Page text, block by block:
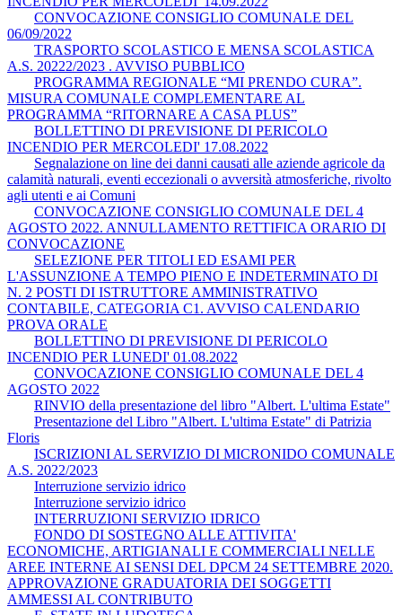
CONVOCAZIONE CONSIGLIO COMUNALE DEL
06/09/2022
TRASPORTO SCOLASTICO E MENSA SCOLASTICA
A.S. 20222/2023 . AVVISO PUBBLICO
PROGRAMMA REGIONALE “MI PRENDO CURA”.
MISURA COMUNALE COMPLEMENTARE AL
PROGRAMMA “RITORNARE A CASA PLUS”
BOLLETTINO DI PREVISIONE DI PERICOLO
INCENDIO PER MERCOLEDI' 17.08.2022
Segnalazione on line dei danni causati alle aziende agricole da
calamità naturali, eventi eccezionali o avversità atmosferiche, rivolto
agli utenti e ai Comuni
CONVOCAZIONE CONSIGLIO COMUNALE DEL 4
AGOSTO 2022. ANNULLAMENTO RETTIFICA ORARIO DI
CONVOCAZIONE
SELEZIONE PER TITOLI ED ESAMI PER
L'ASSUNZIONE A TEMPO PIENO E INDETERMINATO DI
N. 2 POSTI DI ISTRUTTORE AMMINISTRATIVO
CONTABILE, CATEGORIA C1. AVVISO CALENDARIO
PROVA ORALE
BOLLETTINO DI PREVISIONE DI PERICOLO
INCENDIO PER LUNEDI' 01.08.2022
CONVOCAZIONE CONSIGLIO COMUNALE DEL 4
AGOSTO 2022
RINVIO della presentazione del libro "Albert. L'ultima Estate"
Presentazione del Libro "Albert. L'ultima Estate" di Patrizia
Floris
ISCRIZIONI AL SERVIZIO DI MICRONIDO COMUNALE
A.S. 2022/2023
Interruzione servizio idrico
Interruzione servizio idrico
INTERRUZIONI SERVIZIO IDRICO
FONDO DI SOSTEGNO ALLE ATTIVITA'
ECONOMICHE, ARTIGIANALI E COMMERCIALI NELLE
AREE INTERNE AI SENSI DEL DPCM 24 SETTEMBRE 2020.
APPROVAZIONE GRADUATORIA DEI SOGGETTI
AMMESSI AL CONTRIBUTO